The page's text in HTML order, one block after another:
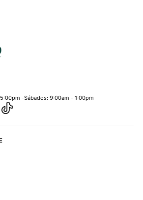
-Sábados: 9:00am - 1:00pm